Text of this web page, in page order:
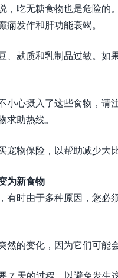
，吃无糖食物也是危险
发作和肝功能衰竭。
、麸质和乳制品过敏。
小心摄入了这些食物，
助热线。
宠物保险，以帮助减少大
为新食物
有时由于多种原因，您
然的变化，因为它们可能